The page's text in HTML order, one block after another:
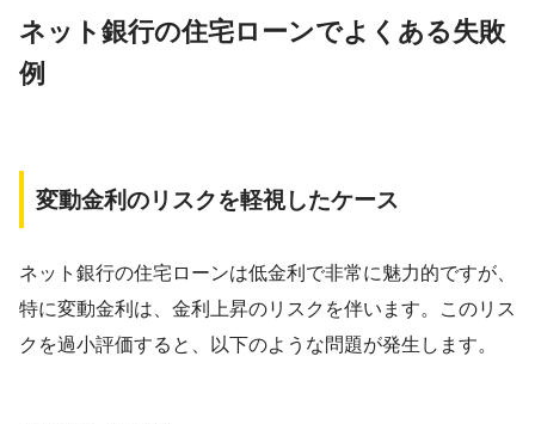
ネット銀行の住宅ローンでよくある失敗
例
変動金利のリスクを軽視したケース
ネット銀行の住宅ローンは低金利で非常に魅力的ですが、
特に変動金利は、金利上昇のリスクを伴います。このリス
クを過小評価すると、以下のような問題が発生します。